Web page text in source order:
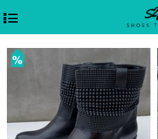
4